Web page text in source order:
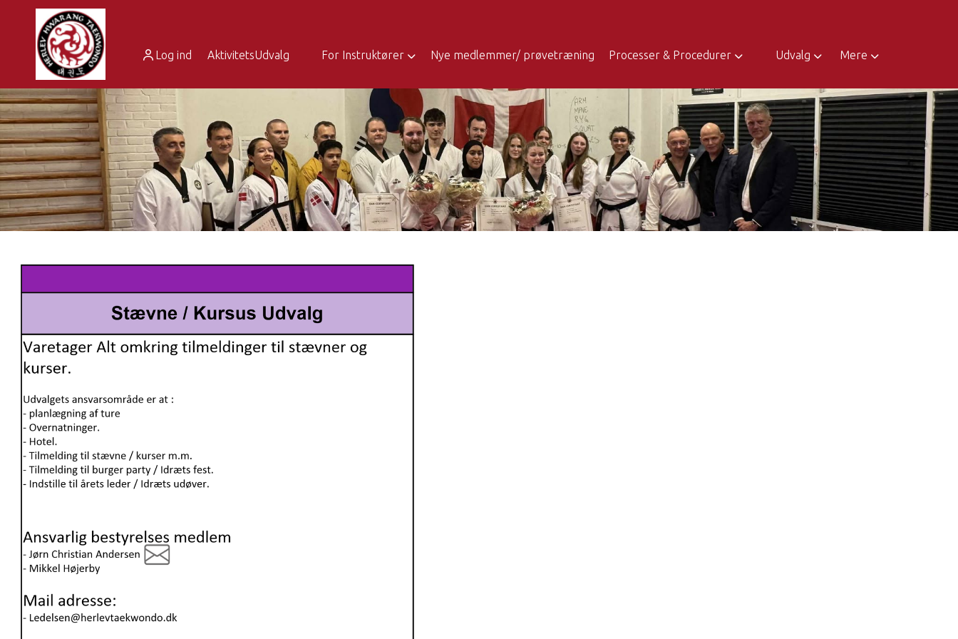
Log ind AktivitetsUdvalg For Instruktører Nye medlemmer/ prøvetræning Processer & Procedurer Udvalg Mere